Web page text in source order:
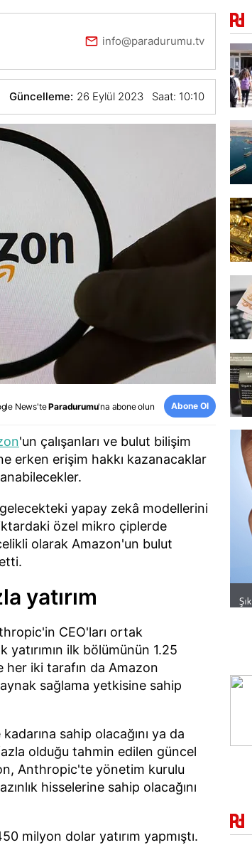
info@paradurumu.tv
Güncelleme: 26 Eylül 2023 Saat: 10:10
News'teParadurumu'na abone olun Abone Ol
'un çalışanları ve bulut bilişim
erken erişim hakkı kazanacaklar
yapay zekâ modellerini
özel mikro çiplerde
olarak Amazon'un bulut
yatırım
CEO'ları ortak
ilk bölümünün 1.25
her iki tarafın da Amazon
sağlama yetkisine sahip
sahip olacağını ya da
olduğu tahmin edilen güncel
Anthropic'te yönetim kurulu
hisselerine sahip olacağını
milyon dolar yatırım yapmıştı.